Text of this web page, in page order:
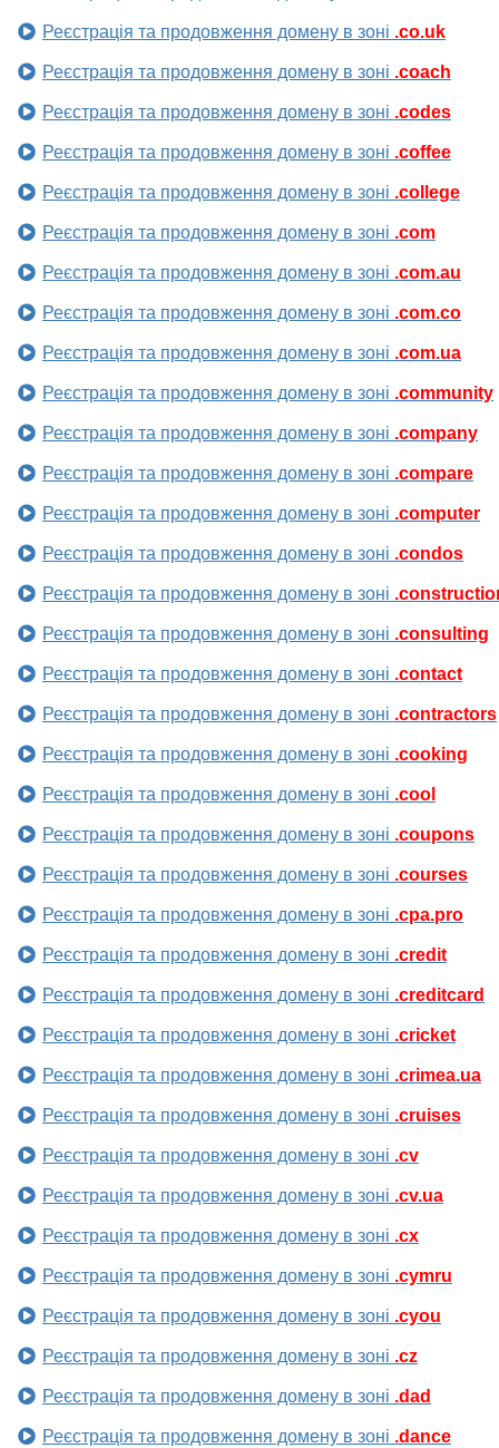
Реєстрація та продовження домену в зоні .co.uk
Реєстрація та продовження домену в зоні .coach
Реєстрація та продовження домену в зоні .codes
Реєстрація та продовження домену в зоні .coffee
Реєстрація та продовження домену в зоні .college
Реєстрація та продовження домену в зоні .com
Реєстрація та продовження домену в зоні .com.au
Реєстрація та продовження домену в зоні .com.co
Реєстрація та продовження домену в зоні .com.ua
Реєстрація та продовження домену в зоні .community
Реєстрація та продовження домену в зоні .company
Реєстрація та продовження домену в зоні .compare
Реєстрація та продовження домену в зоні .computer
Реєстрація та продовження домену в зоні .condos
Реєстрація та продовження домену в зоні
Реєстрація та продовження домену в зоні .consulting
Реєстрація та продовження домену в зоні .contact
Реєстрація та продовження домену в зоні .contractors
Реєстрація та продовження домену в зоні .cooking
Реєстрація та продовження домену в зоні .cool
Реєстрація та продовження домену в зоні .coupons
Реєстрація та продовження домену в зоні .courses
Реєстрація та продовження домену в зоні .cpa.pro
Реєстрація та продовження домену в зоні .credit
Реєстрація та продовження домену в зоні .creditcard
Реєстрація та продовження домену в зоні .cricket
Реєстрація та продовження домену в зоні .crimea.ua
Реєстрація та продовження домену в зоні .cruises
Реєстрація та продовження домену в зоні .cv
Реєстрація та продовження домену в зоні .cv.ua
Реєстрація та продовження домену в зоні .cx
Реєстрація та продовження домену в зоні .cymru
Реєстрація та продовження домену в зоні .cyou
Реєстрація та продовження домену в зоні .cz
Реєстрація та продовження домену в зоні .dad
Реєстрація та продовження домену в зоні .dance